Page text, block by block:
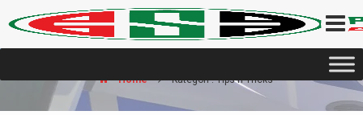
Home Kategori : Tips n Tricks